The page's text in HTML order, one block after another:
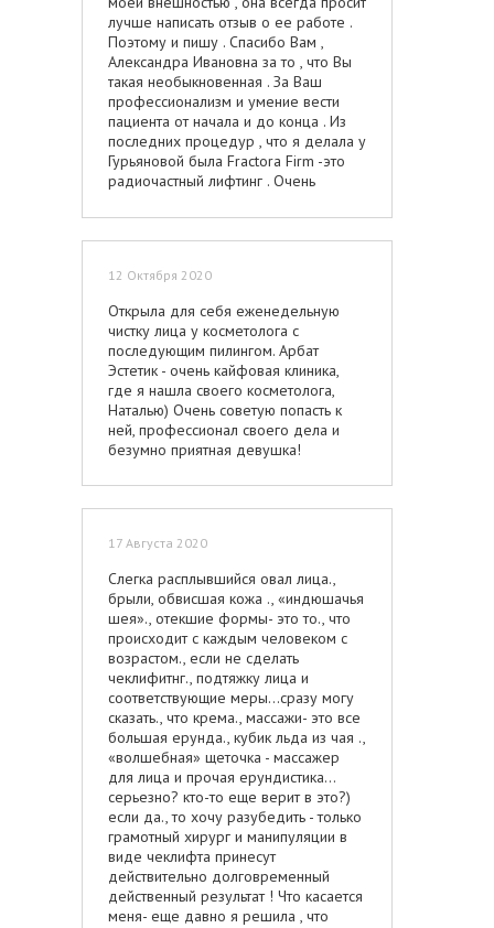
лучше написать отзыв о ее работе .
Поэтому и пишу . Спасибо Вам ,
Александра Ивановна за то , что Вы
такая необыкновенная . За Ваш
профессионализм и умение вести
пациента от начала и до конца . Из
последних процедур , что я делала у
Гурьяновой была Fractora Firm -это
радиочастный лифтинг . Очень
безболезненная процедура .
Результат обалденный . Я очень
Клинике Амориа , в которой
12 Октября 2020
Открыла для себя еженедельную
чистку лица у косметолога с
последующим пилингом. Арбат
Эстетик - очень кайфовая клиника,
где я нашла своего косметолога,
Наталью) Очень советую попасть к
ней, профессионал своего дела и
безумно приятная девушка!
17 Августа 2020
Слегка расплывшийся овал лица.,
брыли, обвисшая кожа ., «индюшачья
шея»., отекшие формы- это то., что
происходит с каждым человеком с
возрастом., если не сделать
чеклифитнг., подтяжку лица и
соответствующие меры…сразу могу
сказать., что крема., массажи- это все
большая ерунда., кубик льда из чая .,
«волшебная» щеточка - массажер
для лица и прочая ерундистика…
серьезно? кто-то еще верит в это?)
если да., то хочу разубедить - только
грамотный хирург и манипуляции в
виде чеклифта принесут
действительно долговременный
действенный результат ! Что касается
меня- еще давно я решила , что